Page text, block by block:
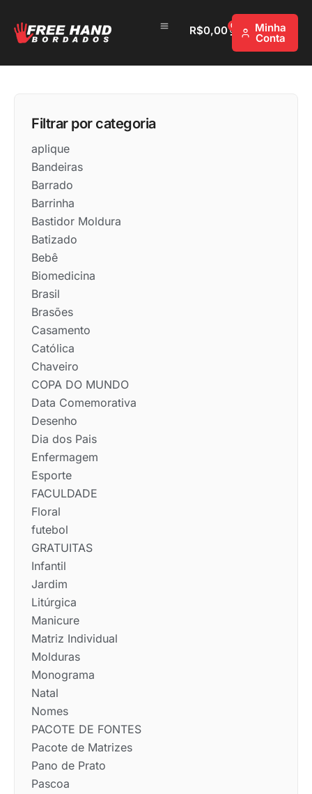
R$0,00 0 Minha
Conta
Filtrar por categoria
aplique
Bandeiras
Barrado
Barrinha
Bastidor Moldura
Batizado
Bebê
Biomedicina
Brasil
Brasões
Casamento
Católica
Chaveiro
COPA DO MUNDO
Data Comemorativa
Desenho
Dia dos Pais
Enfermagem
Esporte
FACULDADE
Floral
futebol
GRATUITAS
Infantil
Jardim
Litúrgica
Manicure
Matriz Individual
Molduras
Monograma
Natal
Nomes
PACOTE DE FONTES
Pacote de Matrizes
Pano de Prato
Pascoa